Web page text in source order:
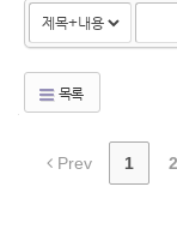
목록
Prev 1 2